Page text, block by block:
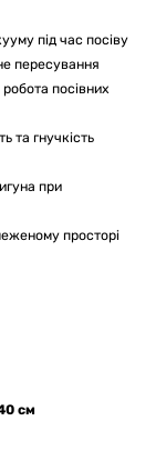
під час посіву
пересування
посівних
та гнучкість
при
просторі
см